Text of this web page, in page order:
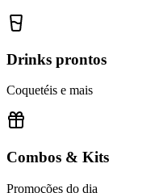
Drinks prontos
Coquetéis e mais
Combos & Kits
Promoções do dia